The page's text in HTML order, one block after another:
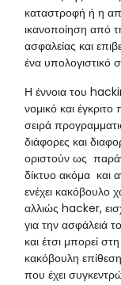
καταστροφή ή η
ικανοποίηση από
ασφαλείας και
ένα υπολογιστικό
Η έννοια του
νομικό και
σειρά
διάφορες και
οριστούν ως
δίκτυο ακόμα και
ενέχει κακόβουλο
αλλιώς hacker,
για την ασφάλειά
και έτσι μπορεί
κακόβουλη
που έχει